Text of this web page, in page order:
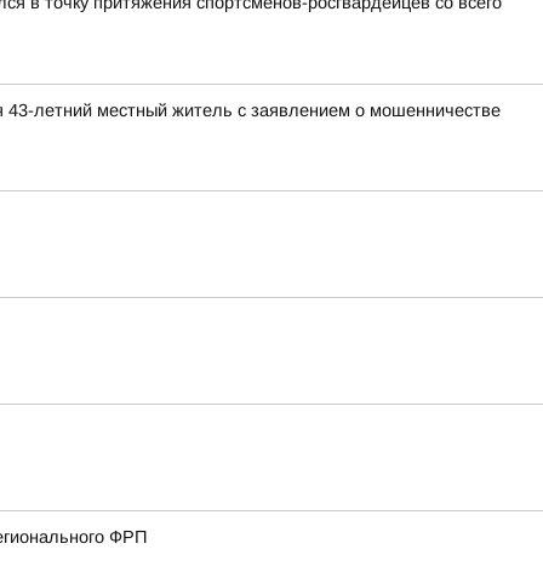
летний местный житель с заявлением о мошенничестве
ФРП